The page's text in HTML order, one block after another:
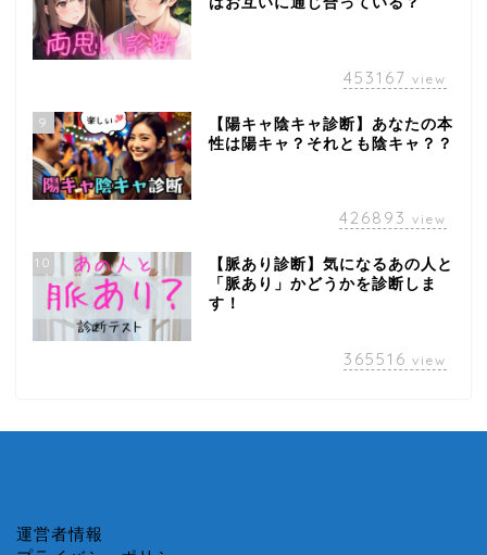
453167 view
9
【陽キャ陰キャ診断】あなたの本
性は陽キャ？それとも陰キャ？？
426893 view
10
【脈あり診断】気になるあの人と
「脈あり」かどうかを診断しま
す！
365516 view
運営者情報